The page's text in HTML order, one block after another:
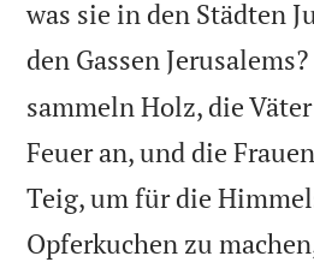
was sie in den Städten
den Gassen Jerusalems?
sammeln Holz, die
Feuer an, und die
Teig, um für die
Opferkuchen zu